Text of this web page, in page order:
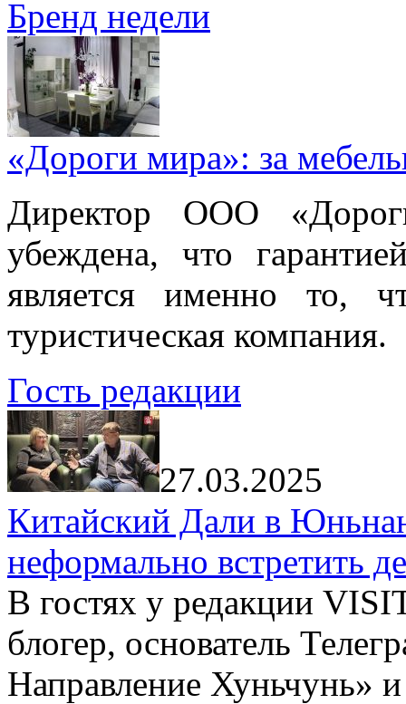
Бренд недели
«Дороги мира»: за
Директор ООО
убеждена, что
является именно то,
туристическая компания.
Гость редакции
27.03.2025
Китайский Дали в
неформально встретить
В гостях у редакции
блогер, основатель
Направление Хуньчунь»